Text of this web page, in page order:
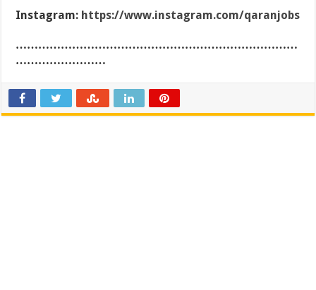
Instagram: https://www.instagram.com/qaranjobs
…………………………………………………………………
……………………